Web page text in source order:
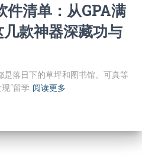
件清单：从GPA满
款神器深藏功与
落日下的草坪和图书馆。可真等
“留学 阅读更多